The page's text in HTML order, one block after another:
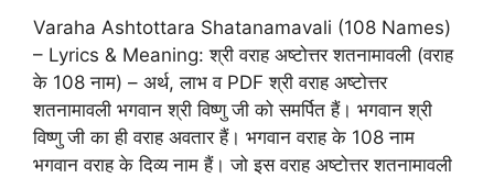
Varaha Ashtottara Shatanamavali (108 Names)
– Lyrics & Meaning: श्री वराह अष्टोत्तर शतनामावली (वराह
के 108 नाम) – अर्थ, लाभ व PDF श्री वराह अष्टोत्तर
शतनामावली भगवान श्री विष्णु जी को समर्पित हैं। भगवान श्री
विष्णु जी का ही वराह अवतार हैं। भगवान वराह के 108 नाम
भगवान वराह के दिव्य नाम हैं। जो इस वराह अष्टोत्तर शतनामावली